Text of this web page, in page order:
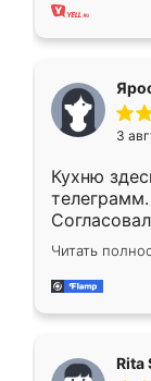
3
Кухню
недели
довольны
мебель за
Читать
Rita